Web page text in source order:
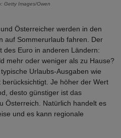
Getty Images/Owen
Österreicher werden in den
auf Sommerurlaub fahren. Der
des Euro in anderen Ländern:
mehr oder weniger als zu Hause?
Urlaubs-Ausgaben wie
Je höher der Wert
desto günstiger ist das
Österreich. Natürlich handelt es
und es kann regionale